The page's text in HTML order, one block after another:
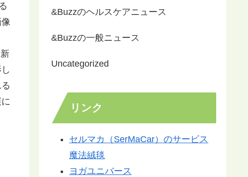
&Buzzのヘルスケアニュース
&Buzzの一般ニュース
Uncategorized
リンク
セルマカ（SerMaCar）のサービス
魔法絨毯
ヨガユニバース